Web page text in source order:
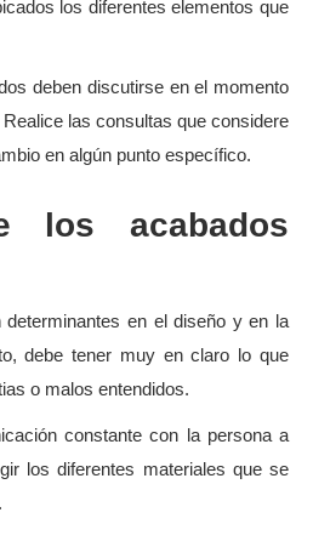
los diferentes elementos que
deben discutirse en el momento
las consultas que considere
en algún punto específico.
los acabados
en el diseño y en la
debe tener muy en claro lo que
o malos entendidos.
constante con la persona a
los diferentes materiales que se